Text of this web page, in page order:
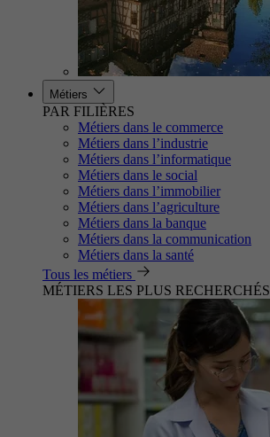
Métiers
PAR FILIÈRES
Métiers dans le commerce
Métiers dans l’industrie
Métiers dans l’informatique
Métiers dans le social
Métiers dans l’immobilier
Métiers dans l’agriculture
Métiers dans la banque
Métiers dans la communication
Métiers dans la santé
Tous les métiers
MÉTIERS LES PLUS RECHERCHÉS